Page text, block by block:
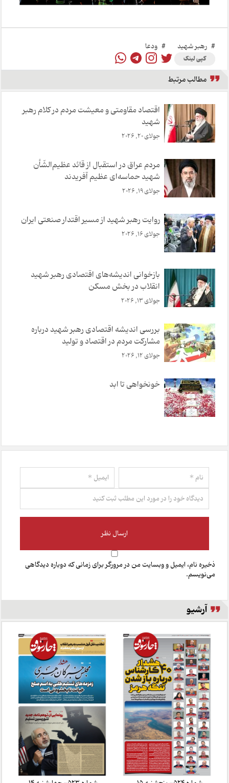
# رهبر شهید # ودعا
کپی لینک
مطالب مرتبط
اقتصاد مقاومتی و معیشت مردم در کلام رهبر
شهید
جولای 20, 2026
مردم عراق در استقبال از قائد عظیم‌الشّأن
شهید حماسه‌ای عظیم آفریدند
جولای 19, 2026
روایت رهبر شهید از مسیر اقتدار صنعتی ایران
جولای 16, 2026
بازخوانی اندیشه‌های اقتصادی رهبر شهید
انقلاب در بخش مسکن
جولای 13, 2026
بررسی اندیشه اقتصادی رهبر شهید درباره
مشارکت مردم در اقتصاد و تولید
جولای 12, 2026
خونخواهی تا ابد
ذخیره نام، ایمیل و وبسایت من در مرورگر برای زمانی که دوباره دیدگاهی
می‌نویسم.
آرشیو